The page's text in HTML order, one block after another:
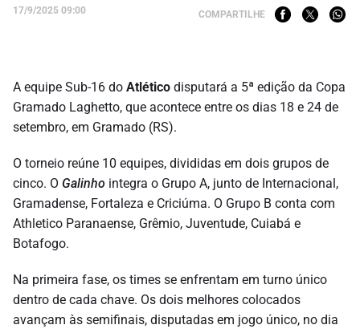
17/9/2025 09:00 COMPARTILHE
A equipe Sub-16 do Atlético disputará a 5ª edição da Copa
Gramado Laghetto, que acontece entre os dias 18 e 24 de
setembro, em Gramado (RS).
O torneio reúne 10 equipes, divididas em dois grupos de
cinco. O Galinho integra o Grupo A, junto de Internacional,
Gramadense, Fortaleza e Criciúma. O Grupo B conta com
Athletico Paranaense, Grêmio, Juventude, Cuiabá e
Botafogo.
Na primeira fase, os times se enfrentam em turno único
dentro de cada chave. Os dois melhores colocados
avançam às semifinais, disputadas em jogo único, no dia